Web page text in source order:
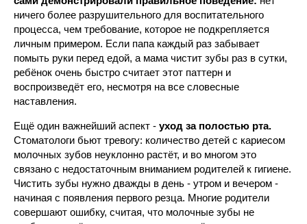
ничего более разрушительного для воспитательного
процесса, чем требование, которое не подкрепляется
личным примером. Если папа каждый раз забывает
помыть руки перед едой, а мама чистит зубы раз в сутки,
ребёнок очень быстро считает этот паттерн и
воспроизведёт его, несмотря на все словесные
наставления.
Ещё один важнейший аспект - уход за полостью рта.
Стоматологи бьют тревогу: количество детей с кариесом
молочных зубов неуклонно растёт, и во многом это
связано с недостаточным вниманием родителей к гигиене.
Чистить зубы нужно дважды в день - утром и вечером -
начиная с появления первого резца. Многие родители
совершают ошибку, считая, что молочные зубы не